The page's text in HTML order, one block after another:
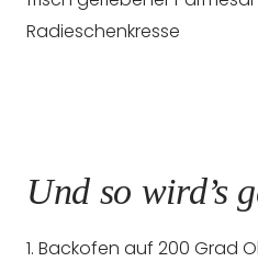
Radieschenkresse
Und so wird’s
1. Backofen auf 200 Grad